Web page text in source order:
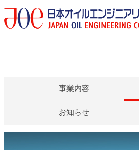
事業内容
お知らせ